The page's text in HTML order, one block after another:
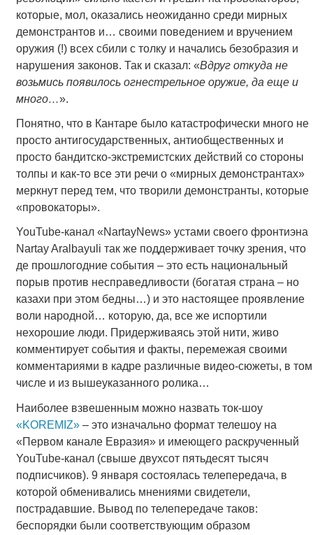
которые, мол, оказались неожиданно среди мирных
демонстрантов и… своими поведением и вручением
оружия (!) всех сбили с толку и начались безобразия и
нарушения законов. Так и сказал: «Вдруг откуда не
возьмись появилось огнестрельное оружие, да еще и
много…».
Понятно, что в Кантаре было катастрофически много не
просто антигосударственных, антиобщественных и
просто бандитско-экстремистских действий со стороны
толпы и как-то все эти речи о «мирных демонстрантах»
меркнут перед тем, что творили демонстранты, которые
«провокаторы».
YouTube-канал «NartayNews» устами своего фронтиэна
Nartay Aralbayuli так же поддерживает точку зрения, что
де прошлогодние события – это есть национальный
порыв против несправедливости (богатая страна – но
казахи при этом бедны…) и это настоящее проявление
воли народной… которую, да, все же испортили
нехорошие люди. Придерживаясь этой нити, живо
комментирует события и факты, перемежая своими
комментариями в кадре различные видео-сюжеты, в том
числе и из вышеуказанного ролика…
Наиболее взвешенным можно назвать ток-шоу
«KOREMIZ»– это изначально формат телешоу на
«Первом канале Евразия» и имеющего раскрученный
YouTube-канал (свыше двухсот пятьдесят тысяч
подписчиков). 9 января состоялась телепередача, в
которой обменивались мнениями свидетели,
пострадавшие. Вывод по телепередаче таков:
беспорядки были соответствующим образом